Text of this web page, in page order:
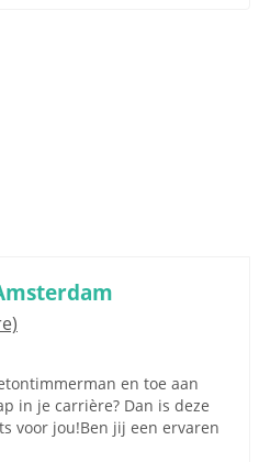
en toe aan
in je carrière? Dan is deze
voor jou!Ben jij een ervaren